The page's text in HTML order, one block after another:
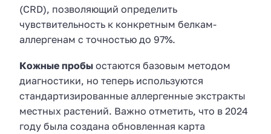
(CRD), позволяющий определить
чувствительность к конкретным белкам-
аллергенам с точностью до 97%.
Кожные пробы остаются базовым методом
диагностики, но теперь используются
стандартизированные аллергенные экстракты
местных растений. Важно отметить, что в 2024
году была создана обновленная карта